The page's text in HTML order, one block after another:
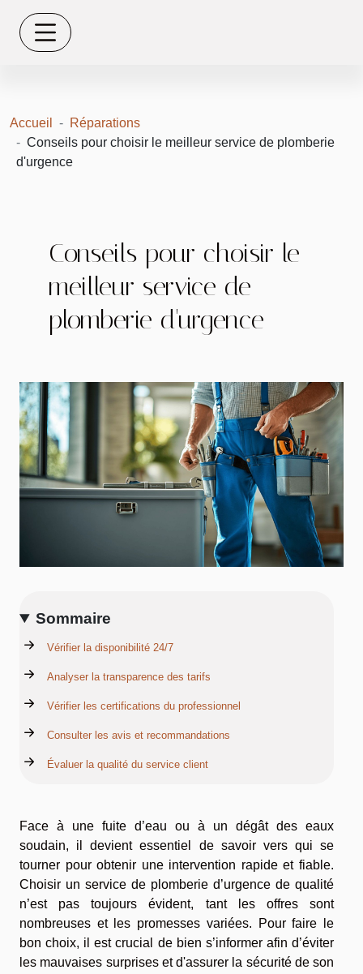
Accueil
Réparations
Conseils pour choisir le meilleur service de plomberie
d'urgence
Conseils pour choisir le
meilleur service de
plomberie d'urgence
Sommaire
Vérifier la disponibilité 24/7
Analyser la transparence des tarifs
Vérifier les certifications du professionnel
Consulter les avis et recommandations
Évaluer la qualité du service client
Face à une fuite d’eau ou à un dégât des eaux
soudain, il devient essentiel de savoir vers qui se
tourner pour obtenir une intervention rapide et fiable.
Choisir un service de plomberie d’urgence de qualité
n’est pas toujours évident, tant les offres sont
nombreuses et les promesses variées. Pour faire le
bon choix, il est crucial de bien s’informer afin d’éviter
les mauvaises surprises et d'assurer la sécurité de son